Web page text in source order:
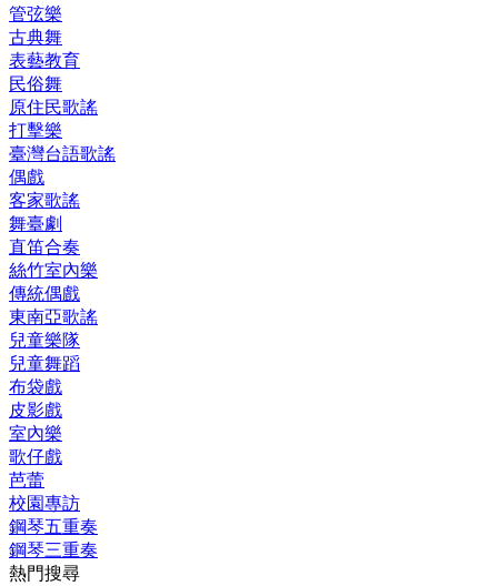
管弦樂
古典舞
表藝教育
民俗舞
原住民歌謠
打擊樂
臺灣台語歌謠
偶戲
客家歌謠
舞臺劇
直笛合奏
絲竹室內樂
傳統偶戲
東南亞歌謠
兒童樂隊
兒童舞蹈
布袋戲
皮影戲
室內樂
歌仔戲
芭蕾
校園專訪
鋼琴五重奏
鋼琴三重奏
熱門搜尋